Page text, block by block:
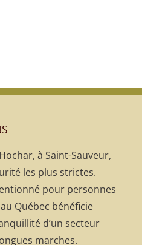
à Saint-Sauveur,
les plus strictes.
pour personnes
Québec bénéficie
d’un secteur
marches.